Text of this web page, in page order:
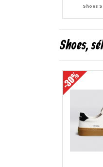
Shoes
Shoes,